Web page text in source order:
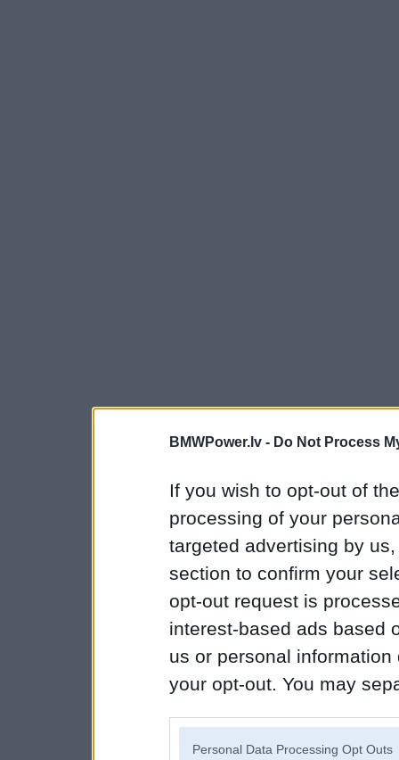
BMWPower.lv - Do Not Process
If you wish to opt-out of
processing of your
targeted advertising by
section to confirm your
opt-out request is
interest-based ads based
us or personal
your opt-out. You may
Personal Data Processing Opt Outs